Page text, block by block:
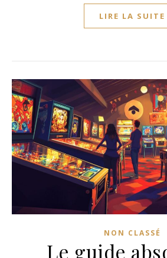
LIRE LA SUITE
NON CLASSÉ
Le guide